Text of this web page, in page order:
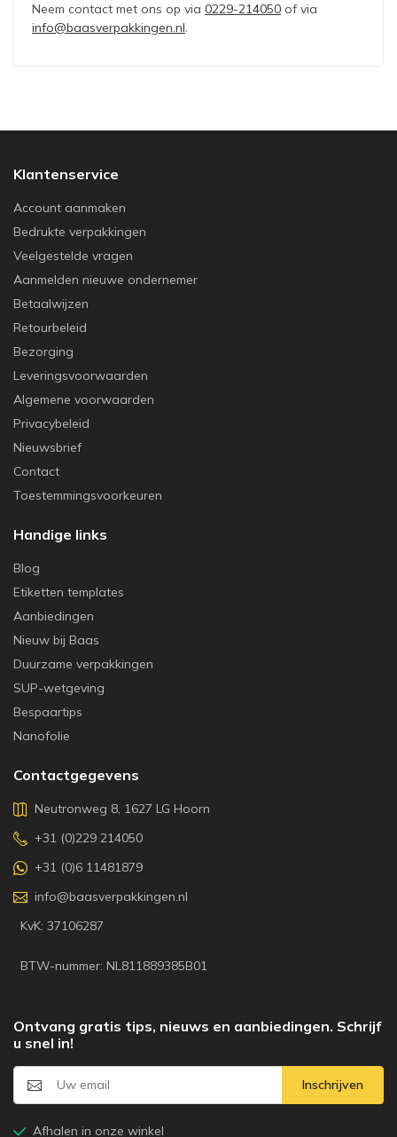
Neem contact met ons op via 0229-214050 of via
info@baasverpakkingen.nl.
Klantenservice
Account aanmaken
Bedrukte verpakkingen
Veelgestelde vragen
Aanmelden nieuwe ondernemer
Betaalwijzen
Retourbeleid
Bezorging
Leveringsvoorwaarden
Algemene voorwaarden
Privacybeleid
Nieuwsbrief
Contact
Toestemmingsvoorkeuren
Handige links
Blog
Etiketten templates
Aanbiedingen
Nieuw bij Baas
Duurzame verpakkingen
SUP-wetgeving
Bespaartips
Nanofolie
Contactgegevens
Neutronweg 8, 1627 LG Hoorn
+31 (0)229 214050
+31 (0)6 11481879
info@baasverpakkingen.nl
KvK: 37106287
BTW-nummer: NL811889385B01
Ontvang gratis tips, nieuws en aanbiedingen. Schrijf
u snel in!
Inschrijven
Afhalen in onze winkel